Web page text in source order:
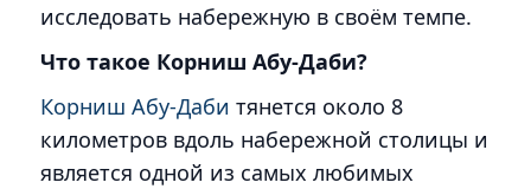
исследовать набережную в своём темпе.
Что такое Корниш Абу-Даби?
Корниш Абу-Даби тянется около 8
километров вдоль набережной столицы и
является одной из самых любимых